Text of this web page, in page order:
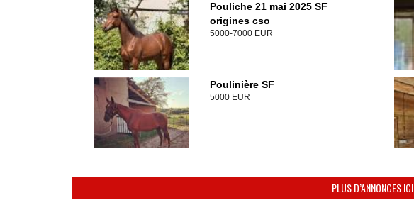
Pouliche 21 mai 2025 SF
origines cso
5000-7000 EUR
Poulinière SF
5000 EUR
PLUS D’ANNONCES ICI